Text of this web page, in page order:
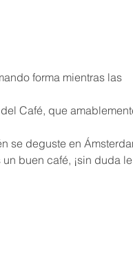
buen café, ¡sin duda le